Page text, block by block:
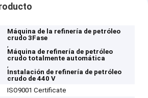
Máquina de la refinería de petróleo
crudo 3Fase
,
Máquina de refinería de petróleo
crudo totalmente automática
,
Instalación de refinería de petróleo
crudo de 440 V
ISO9001 Certificate